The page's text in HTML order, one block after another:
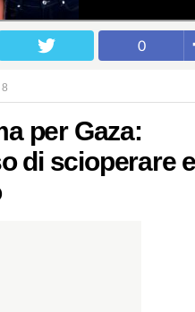
0
8
per Gaza:
di scioperare